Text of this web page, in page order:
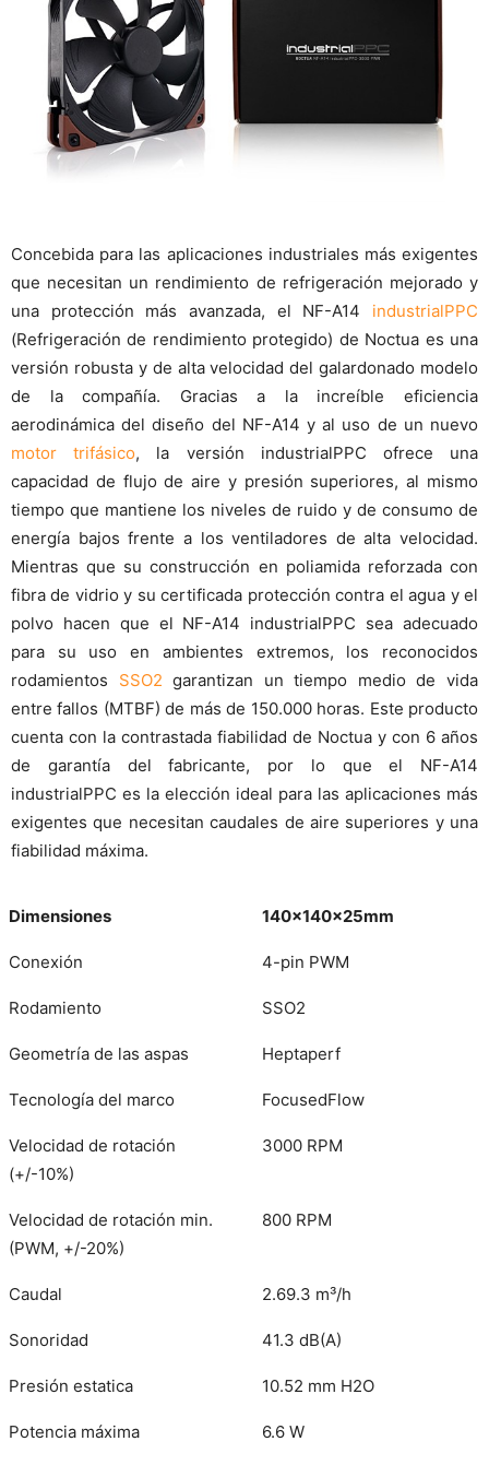
Concebida para las aplicaciones industriales más exigentes
que necesitan un rendimiento de refrigeración mejorado y
una protección más avanzada, el NF-A14 industrialPPC
(Refrigeración de rendimiento protegido) de Noctua es una
versión robusta y de alta velocidad del galardonado modelo
de la compañía. Gracias a la increíble eficiencia
aerodinámica del diseño del NF-A14 y al uso de un nuevo
motor trifásico, la versión industrialPPC ofrece una
capacidad de flujo de aire y presión superiores, al mismo
tiempo que mantiene los niveles de ruido y de consumo de
energía bajos frente a los ventiladores de alta velocidad.
Mientras que su construcción en poliamida reforzada con
fibra de vidrio y su certificada protección contra el agua y el
polvo hacen que el NF-A14 industrialPPC sea adecuado
para su uso en ambientes extremos, los reconocidos
rodamientos SSO2 garantizan un tiempo medio de vida
entre fallos (MTBF) de más de 150.000 horas. Este producto
cuenta con la contrastada fiabilidad de Noctua y con 6 años
de garantía del fabricante, por lo que el NF-A14
industrialPPC es la elección ideal para las aplicaciones más
exigentes que necesitan caudales de aire superiores y una
fiabilidad máxima.
Dimensiones 140x140x25mm
Conexión 4-pin PWM
Rodamiento SSO2
Geometría de las aspas Heptaperf
Tecnología del marco FocusedFlow
Velocidad de rotación
(+/-10%)
3000 RPM
Velocidad de rotación min.
(PWM, +/-20%)
800 RPM
Caudal 2.69.3 m³/h
Sonoridad 41.3 dB(A)
Presión estatica 10.52 mm H2O
Potencia máxima 6.6 W